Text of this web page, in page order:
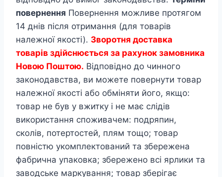
повернення Повернення можливе протягом
14 днів після отримання (для товарів
належної якості). Зворотня доставка
товарів здійснюється за рахунок замовника
Новою Поштою. Відповідно до чинного
законодавства, ви можете повернути товар
належної якості або обміняти його, якщо:
товар не був у вжитку і не має слідів
використання споживачем: подряпин,
сколів, потертостей, плям тощо; товар
повністю укомплектований та збережена
фабрична упаковка; збережено всі ярлики та
заводське маркування; товар зберігає